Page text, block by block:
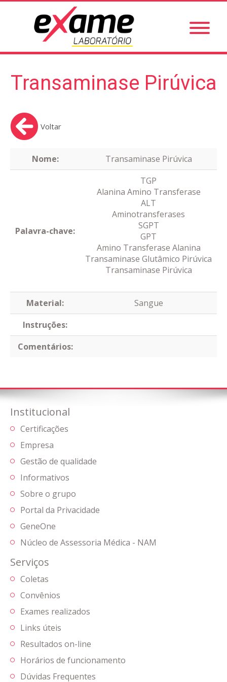
Transaminase Pirúvica
Voltar
Nome: Transaminase Pirúvica
Palavra-chave:
TGP
Alanina Amino Transferase
ALT
Aminotransferases
SGPT
GPT
Amino Transferase Alanina
Transaminase Glutâmico Pirúvica
Transaminase Pirúvica
Material:
Sangue
Instruções:
Comentários:
Institucional
Certificações
Empresa
Gestão de qualidade
Informativos
Sobre o grupo
Portal da Privacidade
GeneOne
Núcleo de Assessoria Médica - NAM
Serviços
Coletas
Convênios
Exames realizados
Links úteis
Resultados on-line
Horários de funcionamento
Dúvidas Frequentes